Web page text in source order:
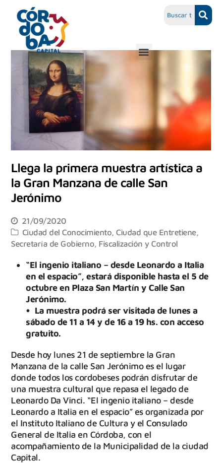
Llega la primera muestra artística a
la Gran Manzana de calle San
Jerónimo
21/09/2020
Ciudad del Conocimiento ,Ciudad que Entretiene,
Secretaría de Gobierno, Fiscalización y Control
“El ingenio italiano – desde Leonardo a Italia
en el espacio”, estará disponible hasta el 5 de
octubre en Plaza San Martín y Calle San
Jerónimo.
• La muestra podrá ser visitada de lunes a
sábado de 11 a 14 y de 16 a 19 hs. con acceso
gratuito.
Desde hoy lunes 21 de septiembre la Gran
Manzana de la calle San Jerónimo es el lugar
donde todos los cordobeses podrán disfrutar de
una muestra cultural que repasa el legado de
Leonardo Da Vinci. “El ingenio italiano – desde
Leonardo a Italia en el espacio” es organizada por
el Instituto Italiano de Cultura y el Consulado
General de Italia en Córdoba, con el
acompañamiento de la Municipalidad de la ciudad
Capital.